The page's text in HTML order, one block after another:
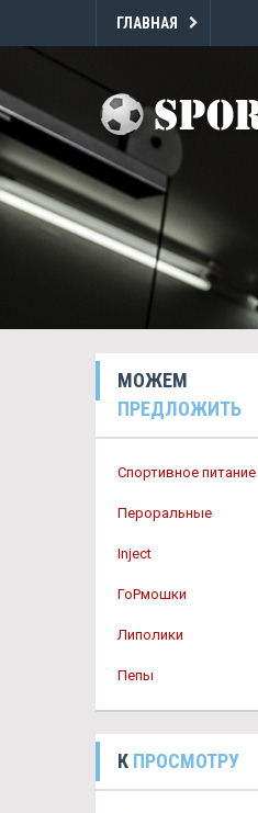
ГЛАВНАЯ
МОЖЕМ
ПРЕДЛОЖИТЬ
Спортивное питание
Пероральные
Inject
ГоРмошки
Липолики
Пепы
К ПРОСМОТРУ